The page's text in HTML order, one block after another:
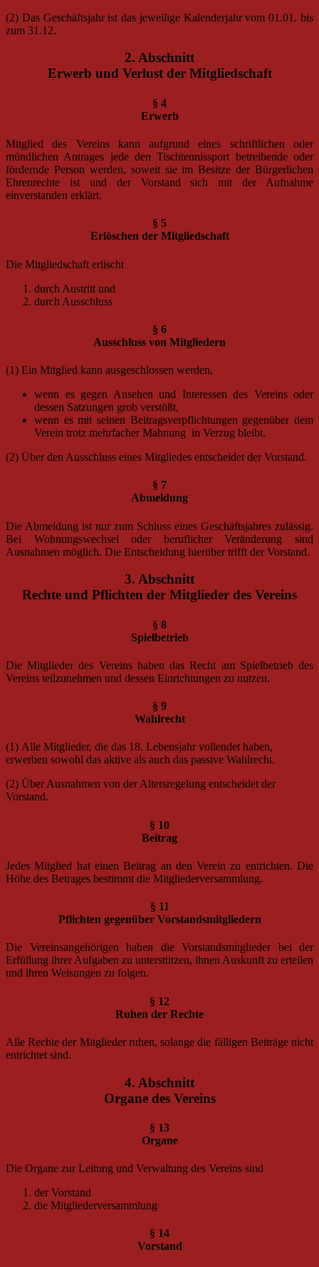
(2) Das Geschäftsjahr ist das jeweilige Kalenderjahr vom 01.01. bis
zum 31.12.
2. Abschnitt
Erwerb und Verlust der Mitgliedschaft
§ 4
Erwerb
Mitglied des Vereins kann aufgrund eines schriftlichen oder
mündlichen Antrages jede den Tischtennissport betreibende oder
fördernde Person werden, soweit sie im Besitze der Bürgerlichen
Ehrenrechte ist und der Vorstand sich mit der Aufnahme
einverstanden erklärt.
§ 5
Erlöschen der Mitgliedschaft
Die Mitgliedschaft erlischt
durch Austritt und
durch Ausschluss
§ 6
Ausschluss von Mitgliedern
(1) Ein Mitglied kann ausgeschlossen werden,
wenn es gegen Ansehen und Interessen des Vereins oder
dessen Satzungen grob verstößt,
wenn es mit seinen Beitragsverpflichtungen gegenüber dem
Verein trotz mehrfacher Mahnung in Verzug bleibt.
(2) Über den Ausschluss eines Mitgliedes entscheidet der Vorstand.
§ 7
Abmeldung
Die Abmeldung ist nur zum Schluss eines Geschäftsjahres zulässig.
Bei Wohnungswechsel oder beruflicher Veränderung sind
Ausnahmen möglich. Die Entscheidung hierüber trifft der Vorstand.
3. Abschnitt
Rechte und Pflichten der Mitglieder des Vereins
§ 8
Spielbetrieb
Die Mitglieder des Vereins haben das Recht am Spielbetrieb des
Vereins teilzunehmen und dessen Einrichtungen zu nutzen.
§ 9
Wahlrecht
(1) Alle Mitglieder, die das 18. Lebensjahr vollendet haben,
erwerben sowohl das aktive als auch das passive Wahlrecht.
(2) Über Ausnahmen von der Altersregelung entscheidet der
Vorstand.
§ 10
Beitrag
Jedes Mitglied hat einen Beitrag an den Verein zu entrichten. Die
Höhe des Betrages bestimmt die Mitgliederversammlung.
§ 11
Pflichten gegenüber Vorstandsmitgliedern
Die Vereinsangehörigen haben die Vorstandsmitglieder bei der
Erfüllung ihrer Aufgaben zu unterstützen, ihnen Auskunft zu erteilen
und ihren Weisungen zu folgen.
§ 12
Ruhen der Rechte
Alle Rechte der Mitglieder ruhen, solange die fälligen Beiträge nicht
entrichtet sind.
4. Abschnitt
Organe des Vereins
§ 13
Organe
Die Organe zur Leitung und Verwaltung des Vereins sind
der Vorstand
die Mitgliederversammlung
§ 14
Vorstand